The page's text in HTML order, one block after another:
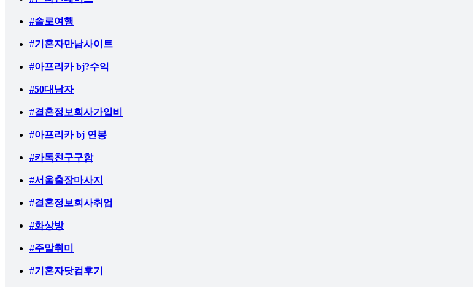
#솔로여행
#기혼자만남사이트
#아프리카 bj?수익
#50대남자
#결혼정보회사가입비
#아프리카 bj 연봉
#카톡친구구함
#서울출장마사지
#결혼정보회사취업
#화상방
#주말취미
#기혼자닷컴후기